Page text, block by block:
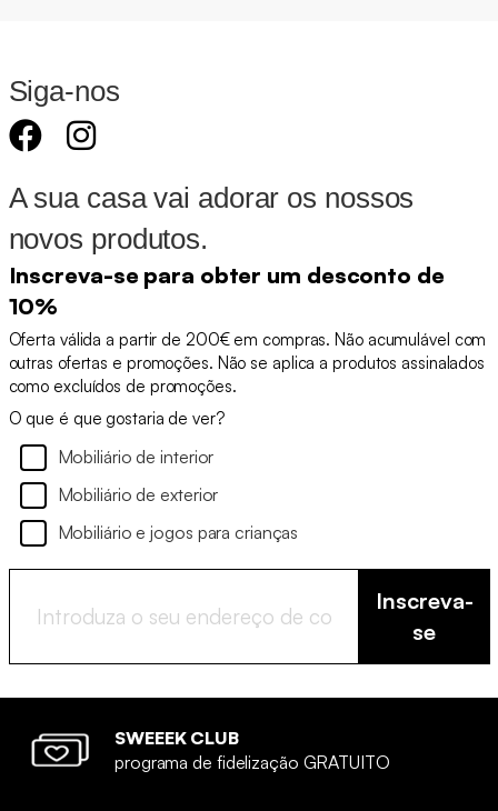
Siga-nos
A sua casa vai adorar os nossos
novos produtos.
Inscreva-se para obter um desconto de
10%
Oferta válida a partir de 200€ em compras. Não acumulável com
outras ofertas e promoções. Não se aplica a produtos assinalados
como excluídos de promoções.
O que é que gostaria de ver?
Mobiliário de interior
Mobiliário de exterior
Mobiliário e jogos para crianças
Inscreva-
se
SWEEEK CLUB
programa de fidelização GRATUITO